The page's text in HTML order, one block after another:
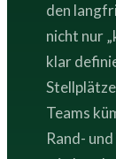
den
nicht nur
klar
Teams
Rand-